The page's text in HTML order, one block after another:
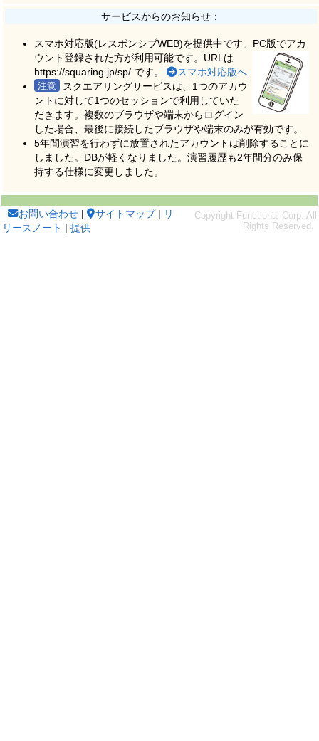
サービスからのお知らせ：
スマホ対応版(レスポンシブWEB)を提供中です。PC版でアカ
ウント登録された方が利用可能です。 URLは
https://squaring.jp/sp/ です。
スマホ対応版へ
スクエアリングサービスは、1つのアカウ
ントに対して1つのセッションで利用していた
だきます。複数のブラウザや端末からログイン
した場合、最後に接続したブラウザや端末のみが有効です。
5年間演習を行わずに放置されたアカウントは削除することに
しました。DBが軽くなりました。演習履歴も2年間分のみ保
持する仕様に変更しました。
お問い合わせ | サイトマップ| リ
リースノート | 提供